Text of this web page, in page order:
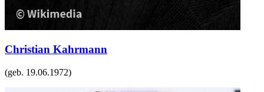
Christian Kahrmann
(geb. 19.06.1972)